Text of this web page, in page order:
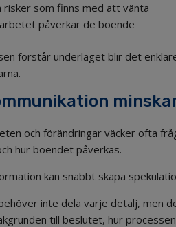
risker som finns med att vänta
påverkar de boende
förstår underlaget blir det
och förändringar väcker ofta
hur boendet påverkas.
kan snabbt skapa
inte dela varje detalj, men
till beslutet, hur